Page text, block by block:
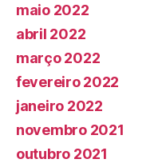
maio 2022
abril 2022
março 2022
fevereiro 2022
janeiro 2022
novembro 2021
outubro 2021